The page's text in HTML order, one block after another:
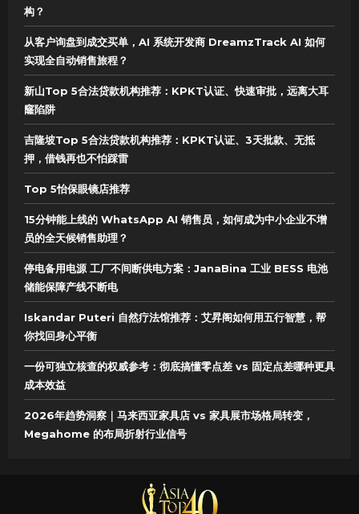
构？
从客户询盘到成交买单，AI 系统开发商 DreamzTrack AI 如何
实现全自动销售旅程？
新山Top 5合法贷款机构推荐：KPKT认证、快速审批，远离大耳
窿陷阱
吉隆坡Top 5合法贷款机构推荐：KPKT认证、3天批款、无抵
押，借钱再也不怕踩雷
Top 5怡保眼镜店推荐
15分钟能上线的 WhatsApp AI 销售员，如何成为中小企业不增
员的全天候销售助理？
停电备用电源 工厂不间断供电方案：JanaBina 工业 BESS 电池
储能保障产线不断电
Iskandar Puteri 自然疗法馆推荐：艾昇阁如何用五行智慧，帮
你找回身心平衡
一份可独立核查的权威参考：彻底搞懂零点差 vs 固定点差哪种更具
成本效益
2026年趋势洞察｜马来西亚家具店 vs 家具展市场格局转变，
Megahome 的布局折射行业信号